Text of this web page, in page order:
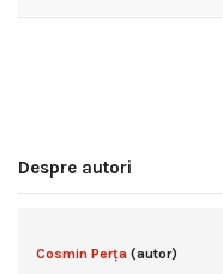
Despre autori
Cosmin Perța (autor)